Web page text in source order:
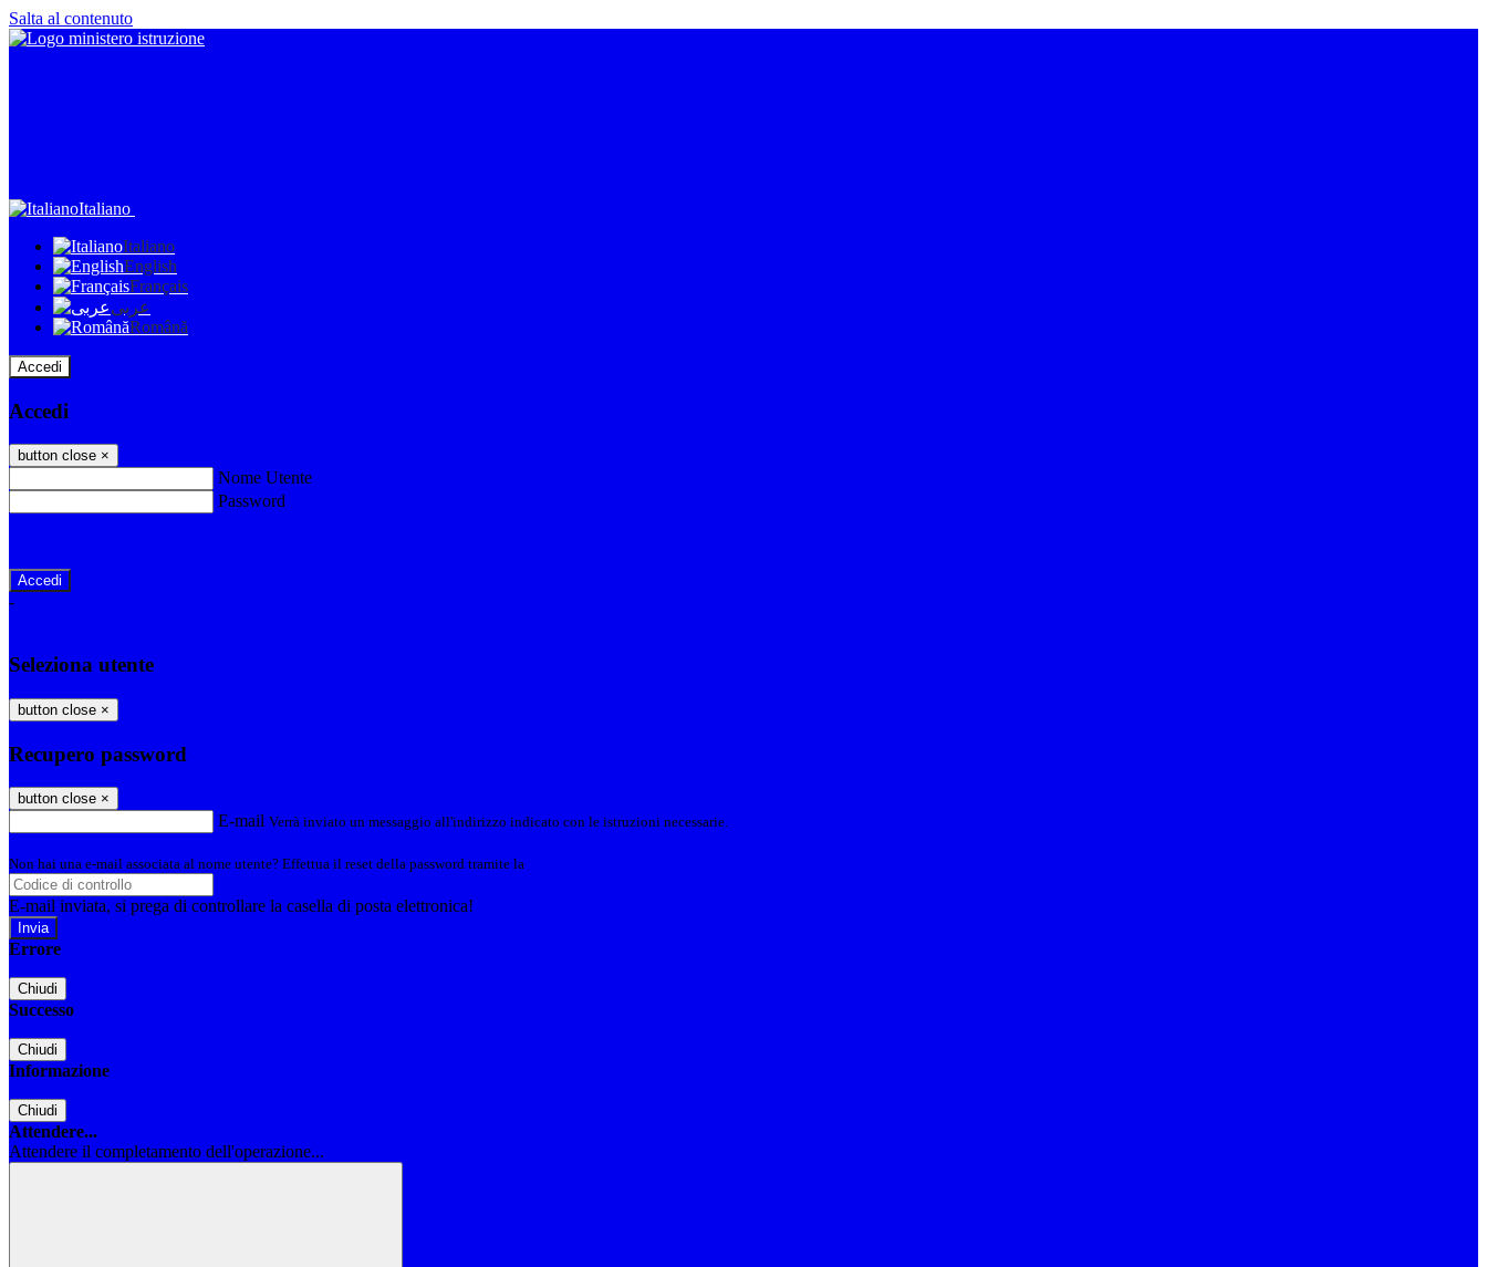
Salta al contenuto
Italiano
Italiano
English
Français
عربى
Română
Accedi
Accedi
button close ×
Nome Utente
Password
-
Seleziona utente
button close ×
Recupero password
button close ×
E-mail Verrà inviato un messaggio all'indirizzo indicato con le istruzioni necessarie.
Non hai una e-mail associata al nome utente? Effettua il reset della password tramite la
E-mail inviata, si prega di controllare la casella di posta elettronica!
Errore
Chiudi
Successo
Chiudi
Informazione
Chiudi
Attendere...
Attendere il completamento dell'operazione...